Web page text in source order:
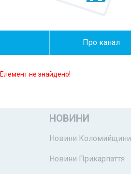
Про канал
Елемент не знайдено!
НОВИНИ
Новини Коломийщини
Новини Прикарпаття